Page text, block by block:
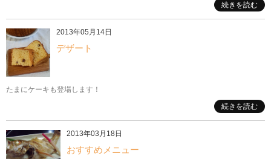
続きを読む
2013年05月14日
デザート
たまにケーキも登場します！
続きを読む
2013年03月18日
おすすめメニュー